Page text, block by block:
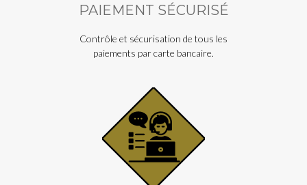
PAIEMENT SÉCURISÉ
Contrôle et sécurisation de tous les
paiements par carte bancaire.